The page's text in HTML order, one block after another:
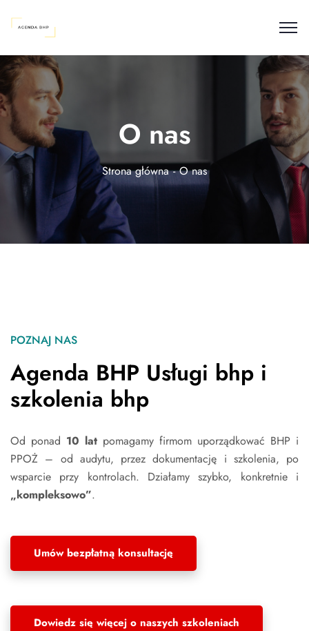
O nas
Strona główna O nas
POZNAJ NAS
Agenda BHP Usługi bhp i
szkolenia bhp
Od ponad 10 lat pomagamy firmom uporządkować BHP i
PPOŻ – od audytu, przez dokumentację i szkolenia, po
wsparcie przy kontrolach. Działamy szybko, konkretnie i
„kompleksowo”.
Umów bezpłatną konsultację
Dowiedz się więcej o naszych szkoleniach